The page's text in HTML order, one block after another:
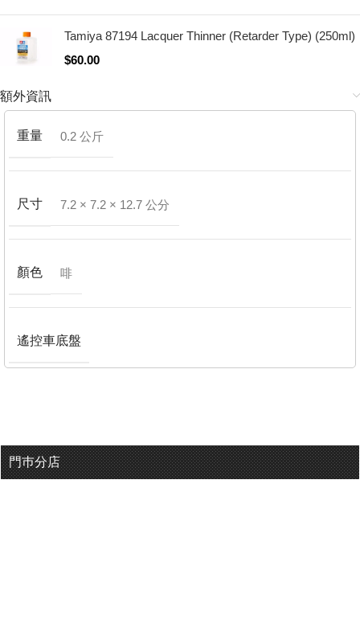
Tamiya 87194 Lacquer Thinner (Retarder Type) (250ml)
$60.00
額外資訊
重量 0.2 公斤
尺寸 7.2 × 7.2 × 12.7 公分
顏色 啡
遙控車底盤
門巿分店